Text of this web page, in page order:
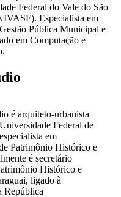
Federal do Vale do São
Especialista em
Pública Municipal e
em Computação e
é arquiteto-urbanista
Federal de
em
Patrimônio Histórico e
é secretário
Histórico e
ligado à
República